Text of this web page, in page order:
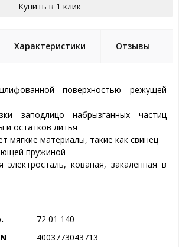
Купить в 1 клик
Характеристики Отзывы
поверхностью режущей
заподлицо набрызганных частиц
и остатков литья
мягкие материалы, такие как свинец
пружиной
электросталь, кованая, закалённая в
72 01 140
4003773043713